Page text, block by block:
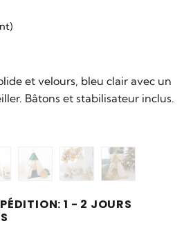
et velours, bleu clair avec un
Bâtons et stabilisateur inclus.
1 - 2 JOURS